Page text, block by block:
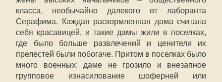
класса, необычайно далекого от лаборанта
Серафима. Каждая раскормленная дама считала
себя красавицей, и такие дамы жили в поселках,
где было больше развлечений и ценители их
прелестей были побогаче. Притом в поселках было
много военных: даме не грозило и внезапное
групповое изнасилование шоферней или